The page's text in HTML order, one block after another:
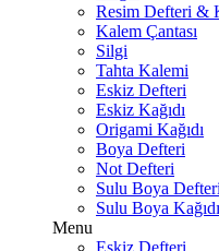
Resim Defteri &
Kalem Çantası
Silgi
Tahta Kalemi
Eskiz Defteri
Eskiz Kağıdı
Origami Kağıdı
Boya Defteri
Not Defteri
Sulu Boya Defteri
Sulu Boya Kağıdı
Menu
Eskiz Defteri